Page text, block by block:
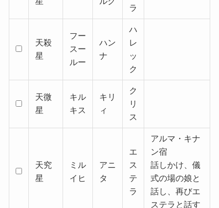
ラ
天殺
星
フー
スー
ルー
ハン
ナ
ハ
レ
ッ
ク
天微
星
キル
キス
キリ
ィ
ク
リ
ス
天究
星
ミル
イヒ
アニ
タ
エ
ス
テ
ラ
アルマ・キナ
ン宿
話しかけ、儀
式の場の娘と
話し、再びエ
ステラと話す